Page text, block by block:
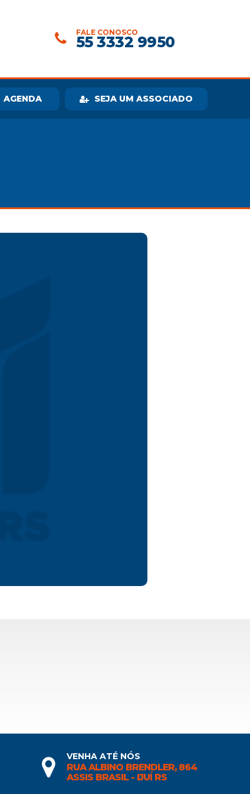
FALE CONOSCO
55 3332 9950
AGENDA SEJA UM ASSOCIADO
VENHA ATÉ NÓS
RUA ALBINO BRENDLER, 864
ASSIS BRASIL - IJUÍ RS